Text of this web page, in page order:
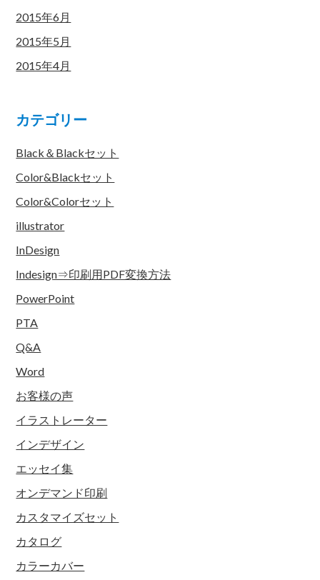
2015年6月
2015年5月
2015年4月
カテゴリー
Black＆Blackセット
Color&Blackセット
Color&Colorセット
illustrator
InDesign
Indesign⇒印刷用PDF変換方法
PowerPoint
PTA
Q&A
Word
お客様の声
イラストレーター
インデザイン
エッセイ集
オンデマンド印刷
カスタマイズセット
カタログ
カラーカバー